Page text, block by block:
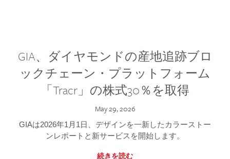
GIA、ダイヤモンドの産地追跡ブロ
ックチェーン・プラットフォーム
「Tracr」の株式30％を取得
May 29, 2026
GIAは2026年1月1日、デザインを一新したカラーストー
ンレポートと新サービスを開始します。
続きを読む